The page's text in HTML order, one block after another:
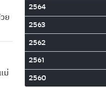
ย
ม่
2564
2563
2562
2561
2560